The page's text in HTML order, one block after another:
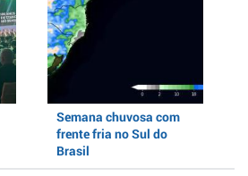
Semana chuvosa com
frente fria no Sul do
Brasil